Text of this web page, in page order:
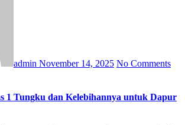
admin November 14, 2025 No Comments
1 Tungku dan Kelebihannya untuk Dapur